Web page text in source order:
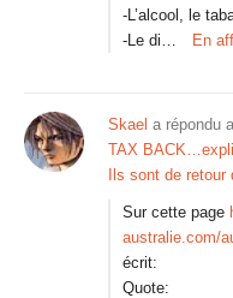
-L’alcool, le
-Le di…
En
Skael a répondu
TAX
Ils sont de
Sur cette page
australie.com/
écrit:
Quote: